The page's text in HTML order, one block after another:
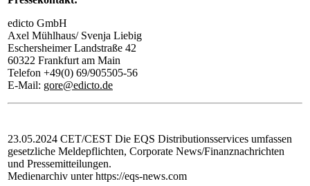
edicto GmbH
Axel Mühlhaus/ Svenja Liebig
Eschersheimer Landstraße 42
60322 Frankfurt am Main
Telefon +49(0) 69/905505-56
E-Mail: gore@edicto.de
23.05.2024 CET/CEST Die EQS Distributionsservices umfassen
gesetzliche Meldepflichten, Corporate News/Finanznachrichten
und Pressemitteilungen.
Medienarchiv unter https://eqs-news.com